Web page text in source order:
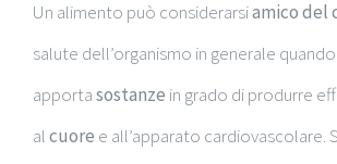
Un alimento può considerarsiamico del
salute dell’organismo in generale quando
apportasostanze in grado di produrre
alcuore e all’apparato cardiovascolare.